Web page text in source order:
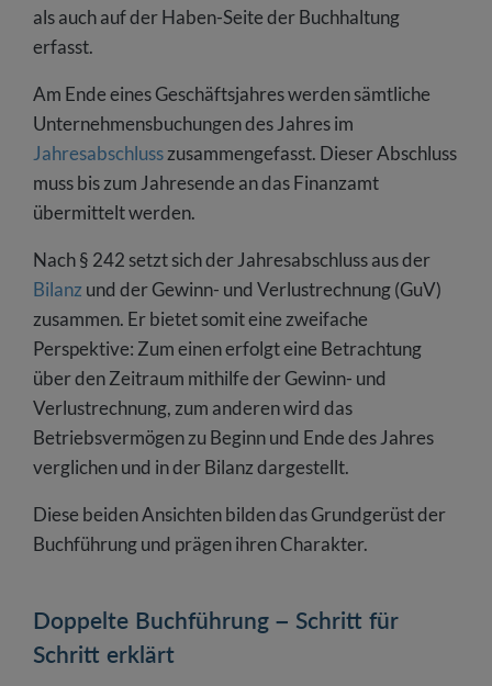
als auch auf der Haben-Seite der Buchhaltung
erfasst.
Am Ende eines Geschäftsjahres werden sämtliche
Unternehmensbuchungen des Jahres im
Jahresabschlusszusammengefasst. Dieser Abschluss
muss bis zum Jahresende an das Finanzamt
übermittelt werden.
Nach § 242 setzt sich der Jahresabschluss aus der
Bilanz und der Gewinn- und Verlustrechnung (GuV)
zusammen. Er bietet somit eine zweifache
Perspektive: Zum einen erfolgt eine Betrachtung
über den Zeitraum mithilfe der Gewinn- und
Verlustrechnung, zum anderen wird das
Betriebsvermögen zu Beginn und Ende des Jahres
verglichen und in der Bilanz dargestellt.
Diese beiden Ansichten bilden das Grundgerüst der
Buchführung und prägen ihren Charakter.
Doppelte Buchführung – Schritt für
Schritt erklärt